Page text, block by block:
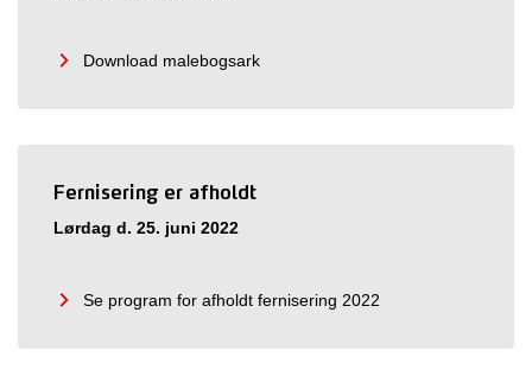
Download malebogsark
Fernisering er afholdt
Lørdag d. 25. juni 2022
Se program for afholdt fernisering 2022